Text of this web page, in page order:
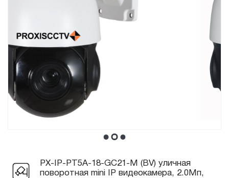
PX-IP-PT5A-18-GC21-M (BV) уличная
поворотная mini IP видеокамера, 2.0Мп,